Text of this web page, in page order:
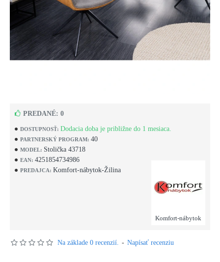
DOSTUPNOSŤ: Dodacia doba je približne do 1 mesiaca.
PARTNERSKÝ PROGRAM: 40
MODEL: Stolička 43718
EAN: 4251854734986
PREDAJCA: Komfort-nábytok-Žilina
Komfort-nábytok
PREDANÉ: 0
Na základe 0 recenzií. - Napísať recenziu